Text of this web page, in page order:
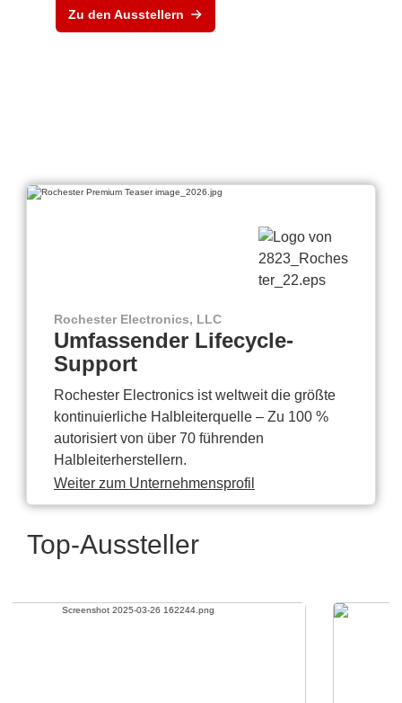
Zu den Ausstellern
Rochester Electronics, LLC
Umfassender Lifecycle-
Support
Rochester Electronics ist weltweit die größte
kontinuierliche Halbleiterquelle – Zu 100 %
autorisiert von über 70 führenden
Halbleiterherstellern.
Weiter zum Unternehmensprofil
Top-Aussteller